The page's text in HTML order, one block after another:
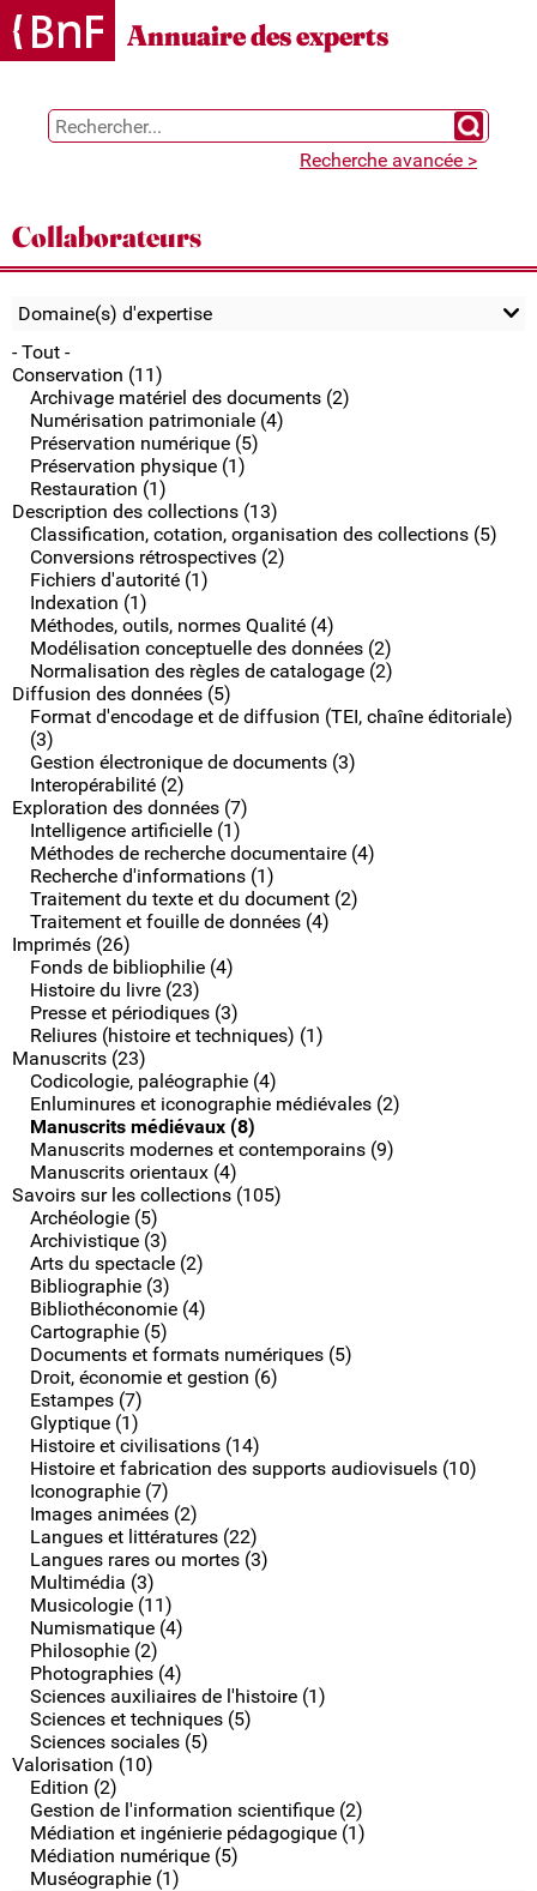
Gestion des cookies
Annuaire des experts
Chercher
Recherche avancée >
Collaborateurs
Domaine(s) d'expertise
- Tout -
Conservation (11)
Archivage matériel des documents (2)
Numérisation patrimoniale (4)
Préservation numérique (5)
Préservation physique (1)
Restauration (1)
Description des collections (13)
Classification, cotation, organisation des collections (5)
Conversions rétrospectives (2)
Fichiers d'autorité (1)
Indexation (1)
Méthodes, outils, normes Qualité (4)
Modélisation conceptuelle des données (2)
Normalisation des règles de catalogage (2)
Diffusion des données (5)
Format d'encodage et de diffusion (TEI, chaîne éditoriale)
(3)
Gestion électronique de documents (3)
Interopérabilité (2)
Exploration des données (7)
Intelligence artificielle (1)
Méthodes de recherche documentaire (4)
Recherche d'informations (1)
Traitement du texte et du document (2)
Traitement et fouille de données (4)
Imprimés (26)
Fonds de bibliophilie (4)
Histoire du livre (23)
Presse et périodiques (3)
Reliures (histoire et techniques) (1)
Manuscrits (23)
Codicologie, paléographie (4)
Enluminures et iconographie médiévales (2)
Manuscrits médiévaux (8)
Manuscrits modernes et contemporains (9)
Manuscrits orientaux (4)
Savoirs sur les collections (105)
Archéologie (5)
Archivistique (3)
Arts du spectacle (2)
Bibliographie (3)
Bibliothéconomie (4)
Cartographie (5)
Documents et formats numériques (5)
Droit, économie et gestion (6)
Estampes (7)
Glyptique (1)
Histoire et civilisations (14)
Histoire et fabrication des supports audiovisuels (10)
Iconographie (7)
Images animées (2)
Langues et littératures (22)
Langues rares ou mortes (3)
Multimédia (3)
Musicologie (11)
Numismatique (4)
Philosophie (2)
Photographies (4)
Sciences auxiliaires de l'histoire (1)
Sciences et techniques (5)
Sciences sociales (5)
Valorisation (10)
Edition (2)
Gestion de l'information scientifique (2)
Médiation et ingénierie pédagogique (1)
Médiation numérique (5)
Muséographie (1)